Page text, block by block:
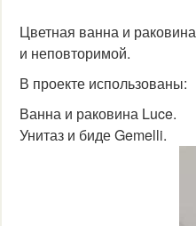
Цветная ванна и
и неповторимой.
В проекте использованы:
Ванна и раковина Luce.
Унитаз и биде Gemelli.